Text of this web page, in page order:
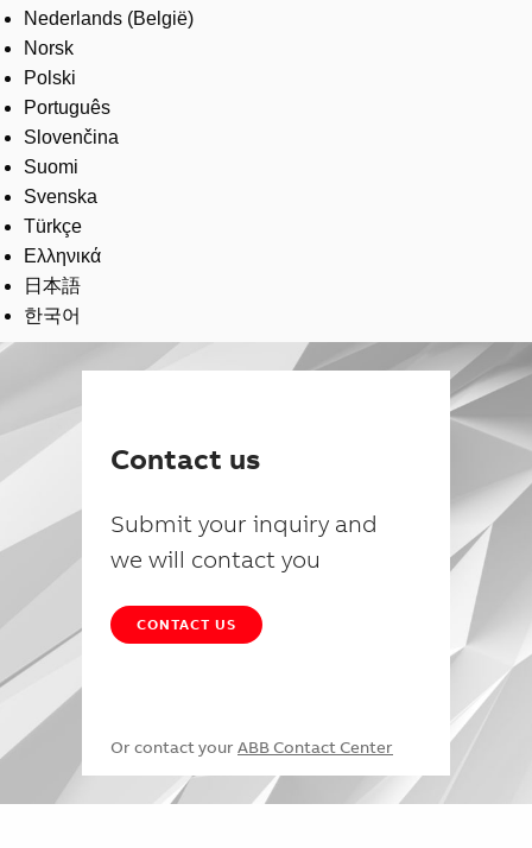
Nederlands (België)
Norsk
Polski
Português
Slovenčina
Suomi
Svenska
Türkçe
Ελληνικά
日本語
한국어
Contact us
Submit your inquiry and
we will contact you
CONTACT US
Or contact your ABB Contact Center